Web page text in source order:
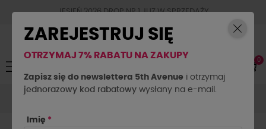
JESIEŃ 2026 DROP NR.1 JUZ W SPRZEDAŻY
Toggle
navigation
☰ 0
Akcesoria Biżuteria
Bransoletka miś By o la la..!
ZAREJESTRUJ SIĘ
OTRZYMAJ 7% RABATU NA ZAKUPY
Zapisz się do newslettera 5th Avenue i otrzymaj
jednorazowy kod rabatowy wysłany na e-mail.
Imię *